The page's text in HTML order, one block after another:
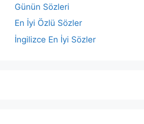
Günün Sözleri
En İyi Özlü Sözler
İngilizce En İyi Sözler